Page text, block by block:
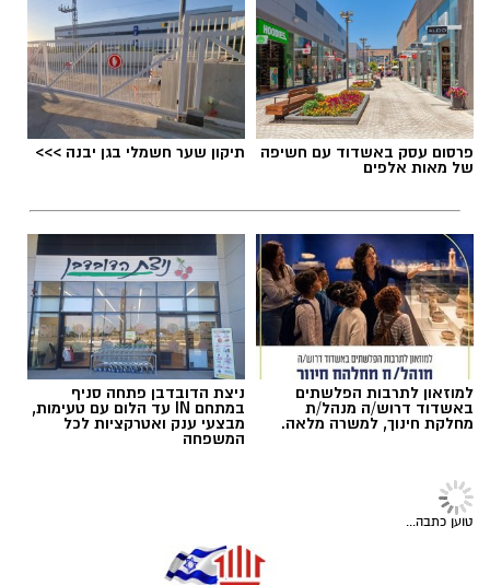
לכם על הסבלנות.
‏כדי לעקוב אחרי הערוץ גן יבנה נט ב-WhatsApp
לחצו כאן
חדשותי? מצאתם טעות בכתבה? נשמח שתשתפו
אותנו
תגים:דרושים
במסגרת התפקיד יידרש המועמד להוביל את תחום
החינוך וההדרכה במוזיאון, לנהל ולהוביל צוות
מקצועי, לפתח תוכניות חינוכיות, ליצור אירועי תוכן
פרסום עסק באשדוד עם חשיפה
של מאות אלפים
תיקון שער חשמלי בגן יבנה >>>
למוזאון לתרבות הפלשתים
באשדוד דרוש/ה מנהל/ת
מחלקת חינוך, למשרה מלאה.
ניצת הדובדבן פתחה סניף
במתחם IN עד הלום עם טעימות,
מבצעי ענק ואטרקציות לכל
המשפחה
טוען כתבה...